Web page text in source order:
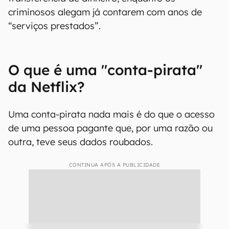
criminosos alegam já contarem com anos de
“serviços prestados”.
O que é uma "conta-pirata"
da Netflix?
Uma conta-pirata nada mais é do que o acesso
de uma pessoa pagante que, por uma razão ou
outra, teve seus dados roubados.
CONTINUA APÓS A PUBLICIDADE